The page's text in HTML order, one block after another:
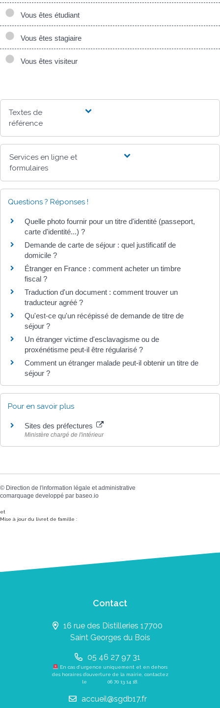
Vous êtes étudiant
Vous êtes stagiaire
Vous êtes visiteur
Textes de
référence
Services en ligne et
formulaires
Questions ? Réponses !
Quelle photo fournir pour un titre d'identité (passeport,
carte d'identité...) ?
Demande de carte de séjour : quel justificatif de
domicile ?
Étranger en France : comment acheter un timbre
fiscal ?
Traduction d'un document : comment trouver un
traducteur agréé ?
Qu'est-ce qu'un récépissé de demande de titre de
séjour ?
Un étranger victime d'esclavagisme ou de
proxénétisme peut-il être régularisé ?
Comment un étranger malade peut-il obtenir un titre de
séjour ?
Pour en savoir plus
Sites des préfectures
Ministère chargé de l'intérieur
© Direction de l'information légale et administrative
comarquage developpé par baseo.io
et
Mise à jour du livret de famille :
Contact
16 rue des Distilleries 17700
Saint Georges du Bois
05 46 27 97 31
En cas d’urgence uniquement et en dehors
des horaires d’ouverture de la mairie, contactez
le 06 70 13 14 18
accueil@sgdb17.fr